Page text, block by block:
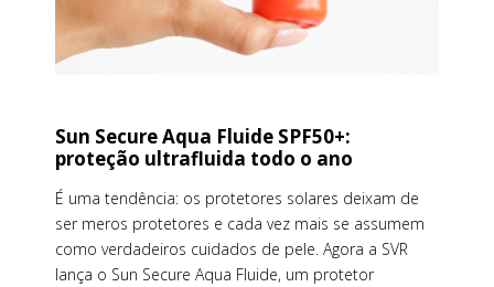
Sun Secure Aqua Fluide SPF50+:
proteção ultrafluida todo o ano
É uma tendência: os protetores solares deixam de
ser meros protetores e cada vez mais se assumem
como verdadeiros cuidados de pele. Agora a SVR
lança o Sun Secure Aqua Fluide, um protetor